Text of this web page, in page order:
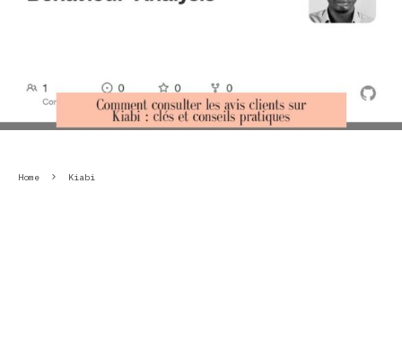
Home Kiabi